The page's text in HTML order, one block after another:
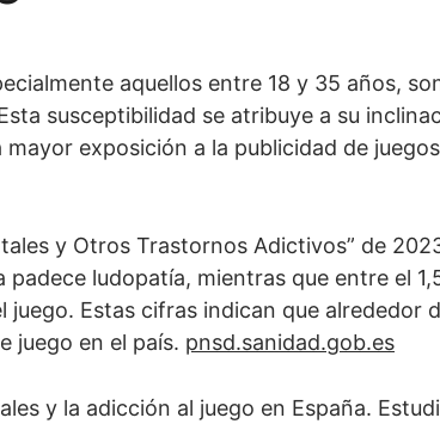
aquellos entre 18 y 35 años,
susceptibilidad se atribuye a su
exposición a la publicidad de
y Otros Trastornos Adictivos” de
ludopatía, mientras que entre el
Estas cifras indican que alrededor
juego en el país. pnsd.sanidad.gob.es
y la adicción al juego en España.